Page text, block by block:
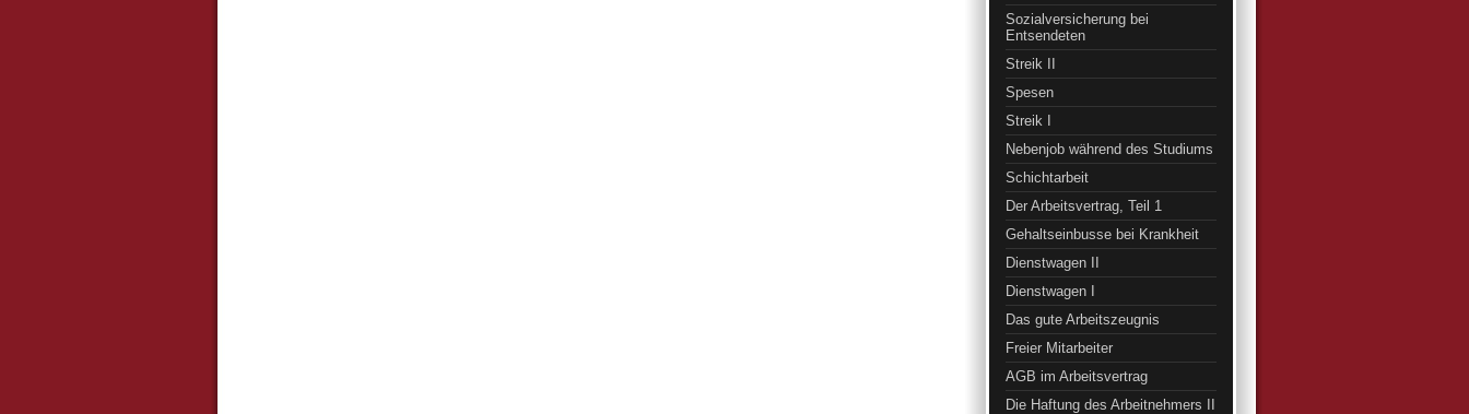
Sozialversicherung bei
Entsendeten
Streik II
Spesen
Streik I
Nebenjob während des Studiums
Schichtarbeit
Der Arbeitsvertrag, Teil 1
Gehaltseinbusse bei Krankheit
Dienstwagen II
Dienstwagen I
Das gute Arbeitszeugnis
Freier Mitarbeiter
AGB im Arbeitsvertrag
Die Haftung des Arbeitnehmers II